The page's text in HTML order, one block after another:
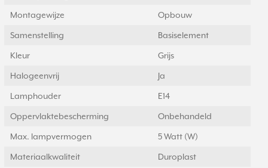
Montagewijze Opbouw
Samenstelling Basiselement
Kleur Grijs
Halogeenvrij Ja
Lamphouder E14
Oppervlaktebescherming Onbehandeld
Max. lampvermogen 5 Watt (W)
Materiaalkwaliteit Duroplast